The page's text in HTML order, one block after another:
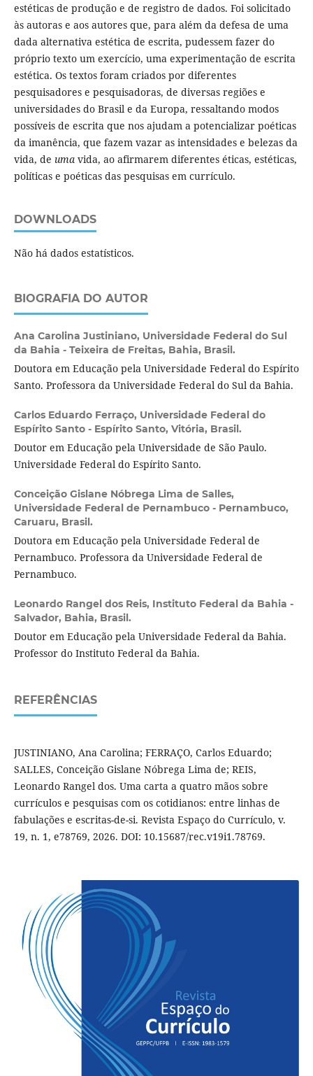
estéticas de produção e de registro de dados. Foi solicitado
às autoras e aos autores que, para além da defesa de uma
dada alternativa estética de escrita, pudessem fazer do
próprio texto um exercício, uma experimentação de escrita
estética. Os textos foram criados por diferentes
pesquisadores e pesquisadoras, de diversas regiões e
universidades do Brasil e da Europa, ressaltando modos
possíveis de escrita que nos ajudam a potencializar poéticas
da imanência, que fazem vazar as intensidades e belezas da
vida, de umavida, ao afirmarem diferentes éticas, estéticas,
políticas e poéticas das pesquisas em currículo.
DOWNLOADS
Não há dados estatísticos.
BIOGRAFIA DO AUTOR
Ana Carolina Justiniano, Universidade Federal do Sul
da Bahia - Teixeira de Freitas, Bahia, Brasil.
Doutora em Educação pela Universidade Federal do Espírito
Santo. Professora da Universidade Federal do Sul da Bahia.
Carlos Eduardo Ferraço, Universidade Federal do
Espírito Santo - Espírito Santo, Vitória, Brasil.
Doutor em Educação pela Universidade de São Paulo.
Universidade Federal do Espírito Santo.
Conceição Gislane Nóbrega Lima de Salles,
Universidade Federal de Pernambuco - Pernambuco,
Caruaru, Brasil.
Doutora em Educação pela Universidade Federal de
Pernambuco. Professora da Universidade Federal de
Pernambuco.
Leonardo Rangel dos Reis, Instituto Federal da Bahia -
Salvador, Bahia, Brasil.
Doutor em Educação pela Universidade Federal da Bahia.
Professor do Instituto Federal da Bahia.
REFERÊNCIAS
JUSTINIANO, Ana Carolina; FERRAÇO, Carlos Eduardo;
SALLES, Conceição Gislane Nóbrega Lima de; REIS,
Leonardo Rangel dos. Uma carta a quatro mãos sobre
currículos e pesquisas com os cotidianos: entre linhas de
fabulações e escritas-de-si. Revista Espaço do Currículo, v.
19, n. 1, e78769, 2026. DOI: 10.15687/rec.v19i1.78769.